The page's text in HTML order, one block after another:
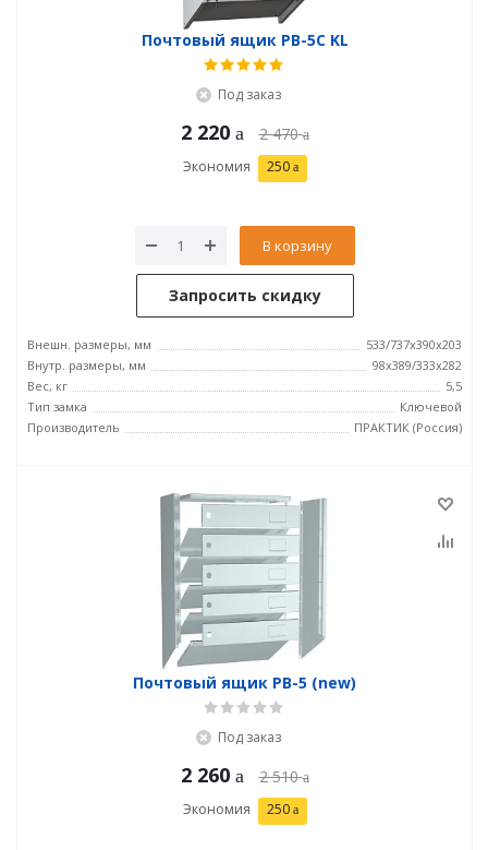
Почтовый ящик PB-5C KL
Под заказ
2 220 2 470
Экономия 250
В корзину
Запросить скидку
Внешн. размеры, мм
533/737x390x203
Внутр. размеры, мм
98x389/333x282
Вес, кг
5,5
Тип замка
Ключевой
Производитель
ПРАКТИК (Россия)
Почтовый ящик PB-5 (new)
Под заказ
2 260 2 510
Экономия 250